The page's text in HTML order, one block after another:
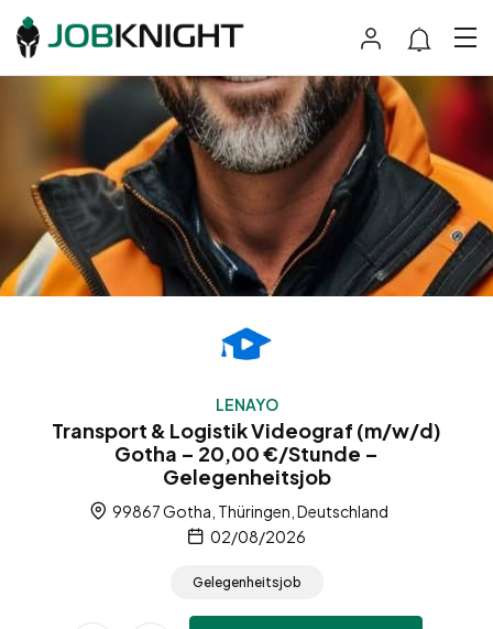
LENAYO
Transport & Logistik Videograf (m/w/d)
Gotha – 20,00 €/Stunde –
Gelegenheitsjob
99867 Gotha, Thüringen, Deutschland
02/08/2026
Gelegenheitsjob